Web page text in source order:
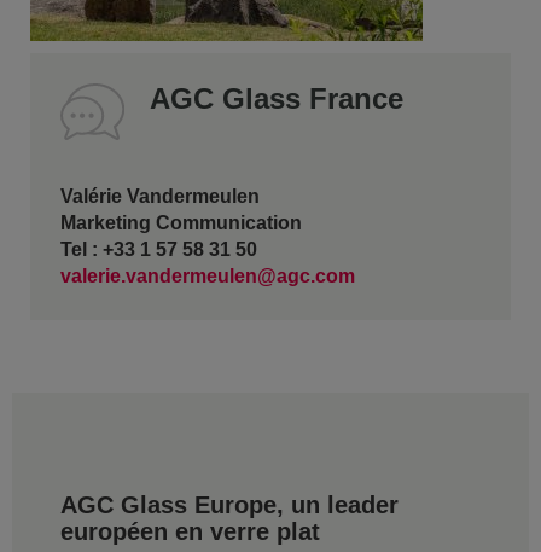
AGC Glass France
Valérie Vandermeulen
Marketing Communication
Tel : +33 1 57 58 31 50
valerie.vandermeulen@agc.com
AGC Glass Europe, un leader
européen en verre plat